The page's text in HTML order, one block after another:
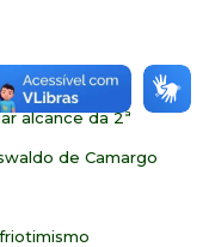
alcance da 2ª
de Camargo